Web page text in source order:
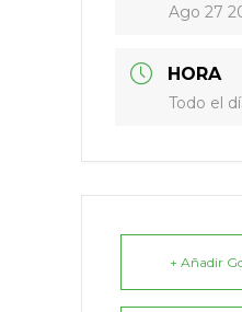
Ago 27
HORA
Todo el
+ Añadir